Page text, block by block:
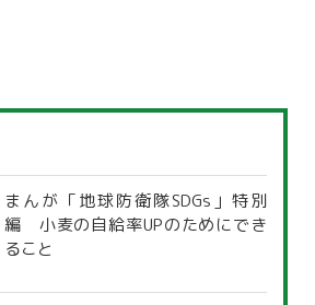
まんが「地球防衛隊SDGs」特別
編 小麦の自給率UPのためにでき
ること